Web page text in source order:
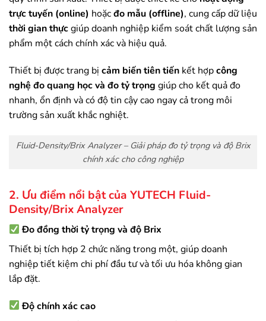
trực tuyến (online) hoặcđo mẫu (offline), cung cấp dữ liệu
thời gian thựcgiúp doanh nghiệp kiểm soát chất lượng sản
phẩm một cách chính xác và hiệu quả.
Thiết bị được trang bị cảm biến tiên tiến kết hợpcông
nghệ đo quang học và đo tỷ trọng giúp cho kết quả đo
nhanh, ổn định và có độ tin cậy cao ngay cả trong môi
trường sản xuất khắc nghiệt.
Fluid-Density/Brix Analyzer – Giải pháp đo tỷ trọng và độ Brix
chính xác cho công nghiệp
2. Ưu điểm nổi bật của YUTECH Fluid-
Density/Brix Analyzer
Đo đồng thời tỷ trọng và độ Brix
Thiết bị tích hợp 2 chức năng trong một, giúp doanh
nghiệp tiết kiệm chi phí đầu tư và tối ưu hóa không gian
lắp đặt.
Độ chính xác cao